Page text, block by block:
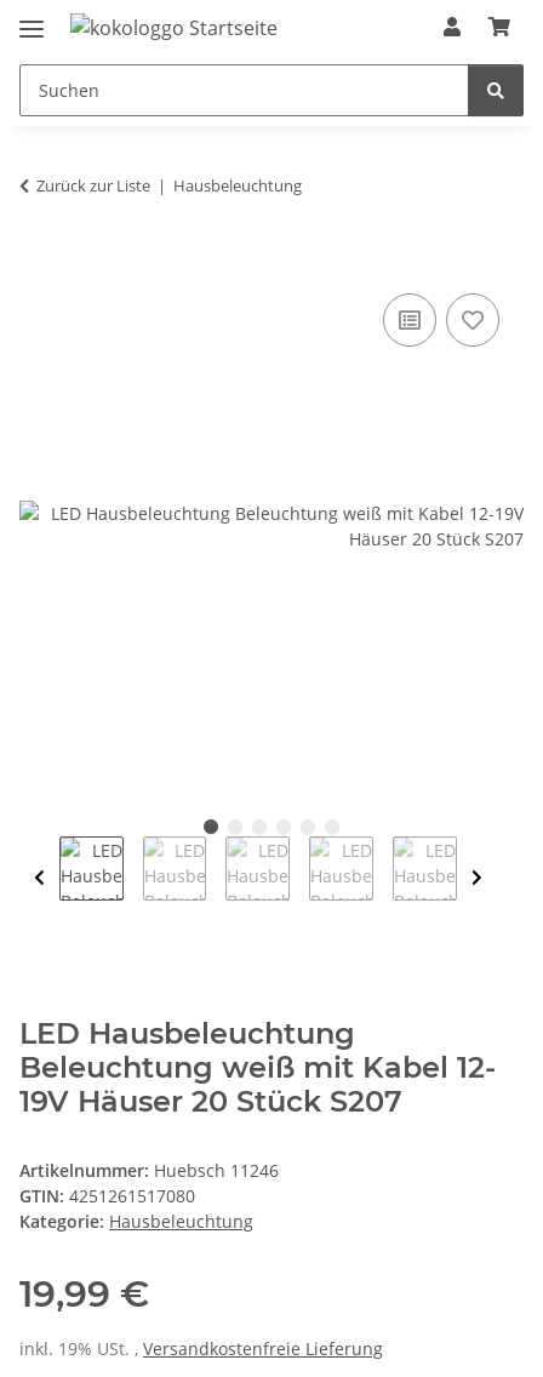
Zurück zur Liste Hausbeleuchtung
LED Hausbeleuchtung
Beleuchtung weiß mit Kabel 12-
19V Häuser 20 Stück S207
Artikelnummer: Huebsch 11246
GTIN: 4251261517080
Kategorie: Hausbeleuchtung
19,99 €
inkl. 19% USt. , Versandkostenfreie Lieferung